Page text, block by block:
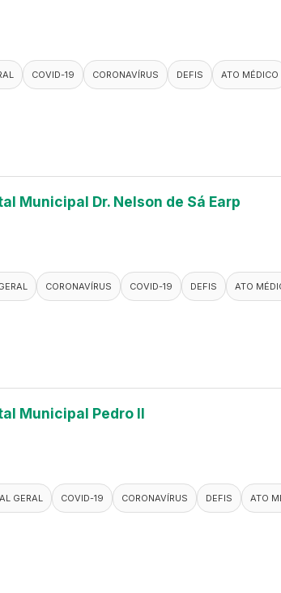
COVID-19 CORONAVÍRUS DEFIS
ATO MÉDICO
Municipal Dr. Nelson de Sá Earp
CORONAVÍRUS COVID-19 DEFIS
ATO
Municipal Pedro II
GERAL COVID-19 CORONAVÍRUS DEFIS
ATO